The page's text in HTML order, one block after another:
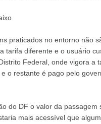
praticados no entorno não
tarifa diferente e o usuário
Federal, onde vigora a
o restante é pago pelo
do DF o valor da
mais acessível que